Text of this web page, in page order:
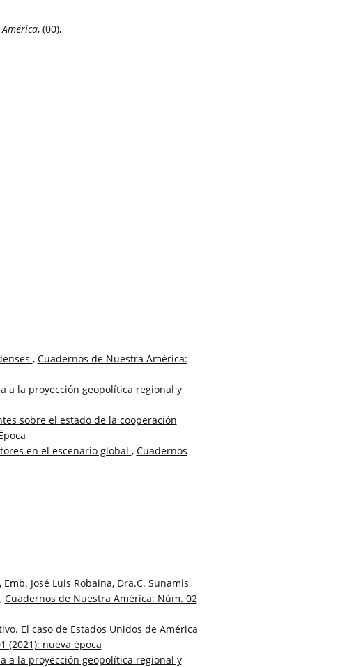
, (00),
, Cuadernos de Nuestra América:
a la proyección geopolítica regional y
sobre el estado de la cooperación
en el escenario global , Cuadernos
José Luis Robaina, Dra.C. Sunamis
, Cuadernos de Nuestra América: Núm. 02
El caso de Estados Unidos de América
(2021): nueva época
a la proyección geopolítica regional y